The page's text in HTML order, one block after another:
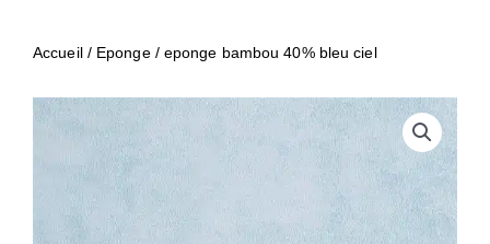
Accueil/ Eponge/ eponge bambou 40% bleu ciel